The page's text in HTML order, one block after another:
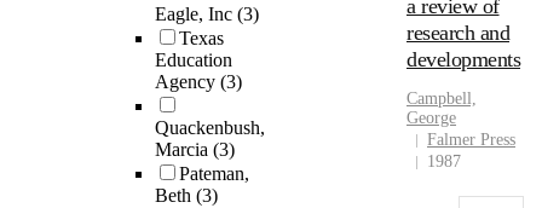
Eagle, Inc (3)
Texas
Education
Agency (3)
Quackenbush,
Marcia (3)
Pateman,
Beth (3)
a review of
research and
developments
Campbell,
George
Falmer Press
1987